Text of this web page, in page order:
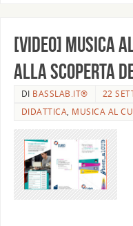
[Video] Musica
alla scoperta
DI BASSLAB.IT®
22
DIDATTICA, MUSICA AL